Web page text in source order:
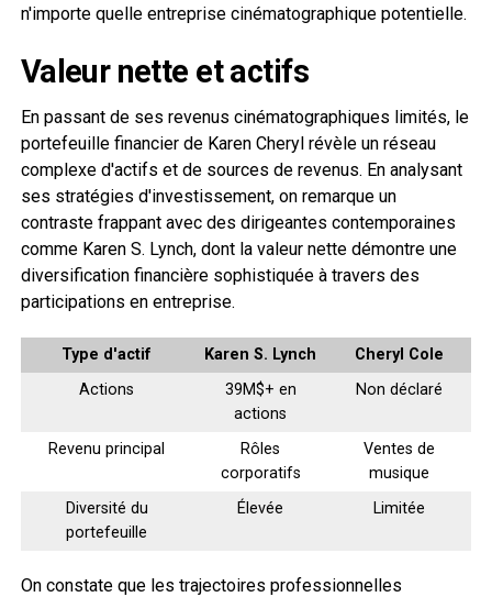
n'importe quelle entreprise cinématographique potentielle.
Valeur nette et actifs
En passant de ses revenus cinématographiques limités, le
portefeuille financier de Karen Cheryl révèle un réseau
complexe d'actifs et de sources de revenus. En analysant
ses stratégies d'investissement, on remarque un
contraste frappant avec des dirigeantes contemporaines
comme Karen S. Lynch, dont la valeur nette démontre une
diversification financière sophistiquée à travers des
participations en entreprise.
Type d'actif Karen S. Lynch
Cheryl Cole
Actions
39M$+ en
actions
Non déclaré
Revenu principal
Rôles
corporatifs
Ventes de
musique
Diversité du
portefeuille
Élevée Limitée
On constate que les trajectoires professionnelles